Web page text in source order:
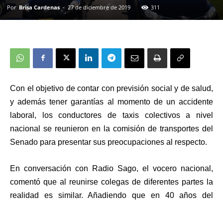
Por Brisa Cardenas - 27 de diciembre de 2019 311
Con el objetivo de contar con previsión social y de salud,
y además tener garantías al momento de un accidente
laboral, los conductores de taxis colectivos a nivel
nacional se reunieron en la comisión de transportes del
Senado para presentar sus preocupaciones al respecto.
En conversación con Radio Sago, el vocero nacional,
comentó que al reunirse colegas de diferentes partes la
realidad es similar. Añadiendo que en 40 años del